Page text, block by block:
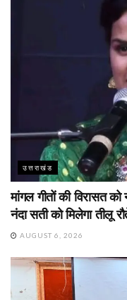
उत्तराखंड
मांगल गीतों की विरासत
नंदा सती को मिलेगा तीलू
AUGUST 6, 2026